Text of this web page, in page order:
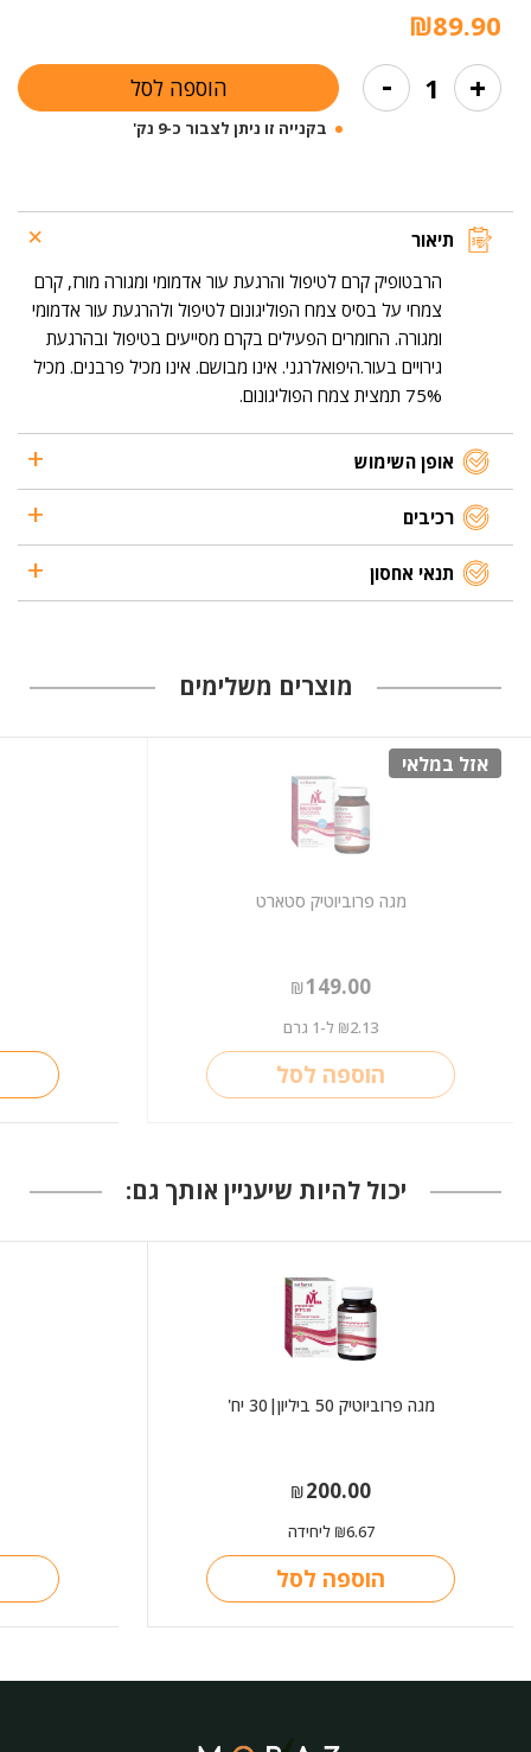
₪89.90
+
של
עור
אדמומי
ומגורה
מורז
- הוספה לסל
בקנייה זו ניתן לצבור כ-9 נק'
תיאור
הרבטופיק קרם לטיפול והרגעת עור אדמומי ומגורה מורז, קרם
צמחי על בסיס צמח הפוליגונום לטיפול ולהרגעת עור אדמומי
ומגורה. החומרים הפעילים בקרם מסייעים בטיפול ובהרגעת
גירויים בעור.היפואלרגני. אינו מבושם. אינו מכיל פרבנים. מכיל
75% תמצית צמח הפוליגונום.
אופן השימוש
רכיבים
תנאי אחסון
מוצרים משלימים
אזל במלאי
מגה פרוביוטיק סטארט
₪149.00
₪2.13 ל-1 גרם
הוספה לסל
יכול להיות שיעניין אותך גם:
מגה פרוביוטיק 50 ביליון|30 יח'
₪200.00
₪6.67 ליחידה
הוספה לסל